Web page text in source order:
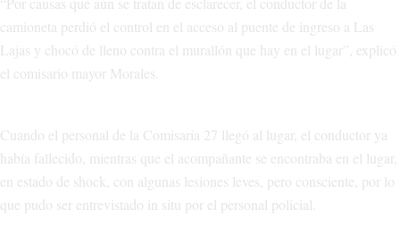
camioneta perdió el control en el acceso al puente de ingreso a Las
Lajas y chocó de lleno contra el murallón que hay en el lugar”, explicó
el comisario mayor Morales.
Cuando el personal de la Comisaría 27 llegó al lugar, el conductor ya
había fallecido, mientras que el acompañante se encontraba en el lugar,
en estado de shock, con algunas lesiones leves, pero consciente, por lo
que pudo ser entrevistado in situ por el personal policial.